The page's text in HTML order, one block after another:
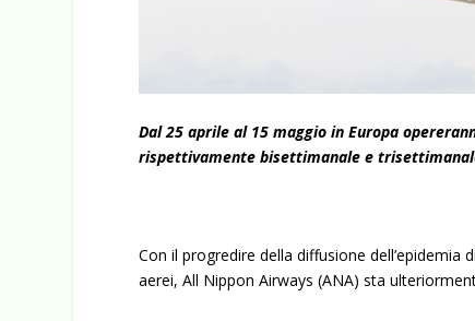
Dal 25 aprile al 15 maggio in Europa
rispettivamente bisettimanale e
Con il progredire della diffusione dell’epidemia
aerei, All Nippon Airways (ANA) sta